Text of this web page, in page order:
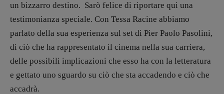
un bizzarro destino. Sarò felice di riportare qui una
testimonianza speciale. Con Tessa Racine abbiamo
parlato della sua esperienza sul set di Pier Paolo Pasolini,
di ciò che ha rappresentato il cinema nella sua carriera,
delle possibili implicazioni che esso ha con la letteratura
e gettato uno sguardo su ciò che sta accadendo e ciò che
accadrà.